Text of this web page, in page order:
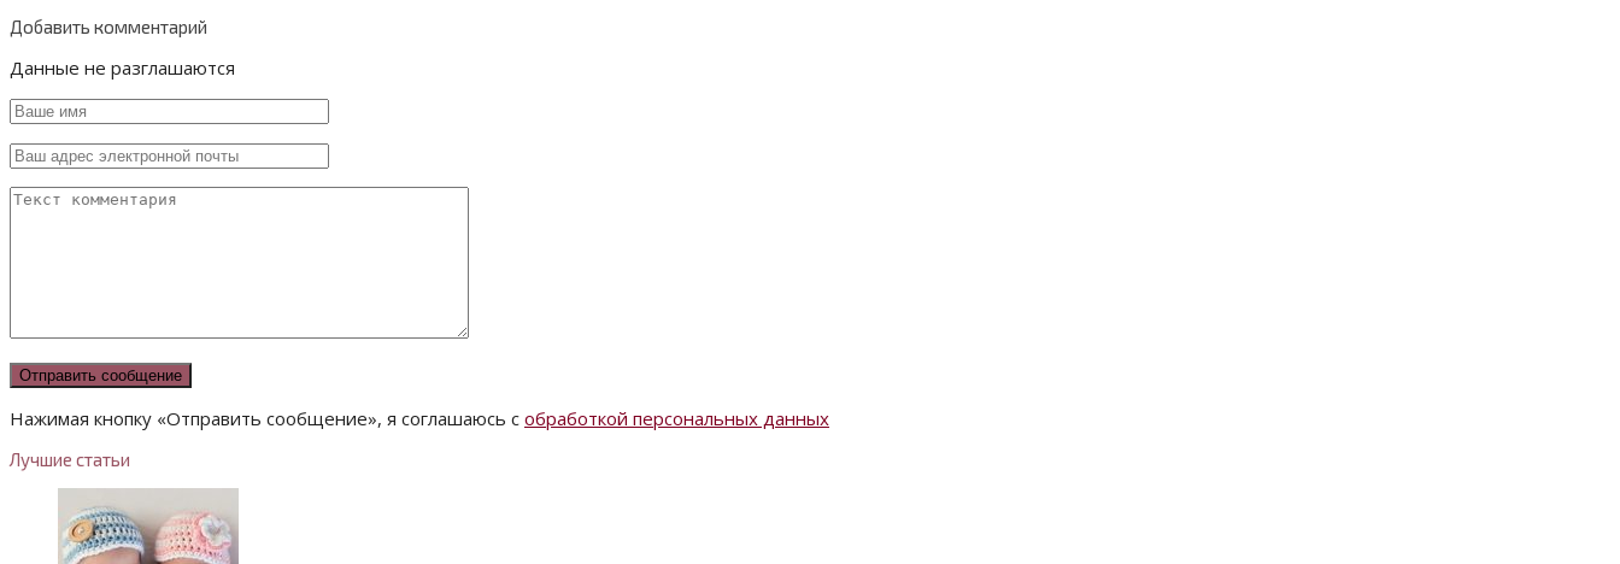
Добавить комментарий
Данные не разглашаются
Нажимая кнопку «Отправить сообщение», я соглашаюсь с обработкой персональных данных
Лучшие статьи